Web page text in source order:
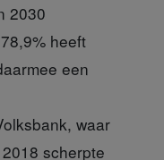
2030
heeft
een
waar
scherpte